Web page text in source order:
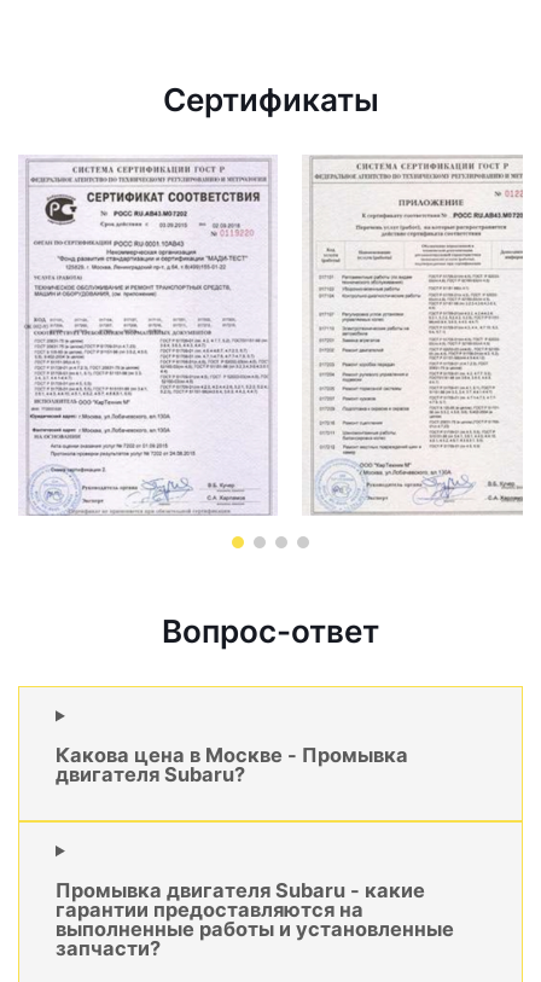
Сертификаты
Вопрос-ответ
Какова цена в Москве - Промывка
двигателя Subaru?
Промывка двигателя Subaru - какие
гарантии предоставляются на
выполненные работы и установленные
запчасти?